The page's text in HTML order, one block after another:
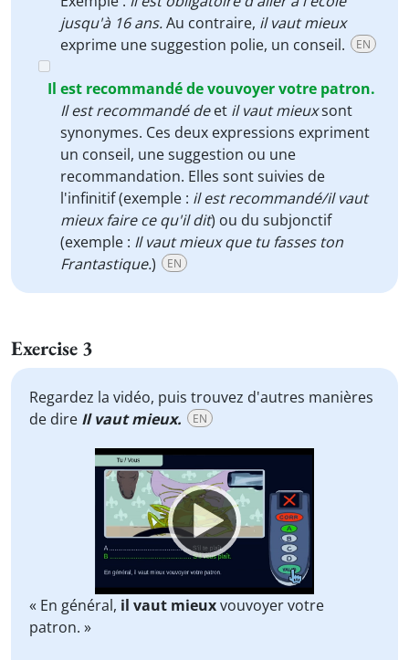
jusqu'à 16 ans.Au contraire, il vaut mieux
exprime une suggestion polie, un conseil.
EN
Il est recommandé de vouvoyer votre patron.
Il est recommandé deet il vaut mieuxsont
synonymes. Ces deux expressions expriment
un conseil, une suggestion ou une
recommandation. Elles sont suivies de
l'infinitif (exemple : il est recommandé/il vaut
mieux faire ce qu'il dit) ou du subjonctif
(exemple : Il vaut mieux que tu fasses ton
Frantastique.) EN
Exercise 3
Regardez la vidéo, puis trouvez d'autres manières
de dire Il vaut mieux. EN
Video
Player
« En général, il vaut mieuxvouvoyer votre
patron. »